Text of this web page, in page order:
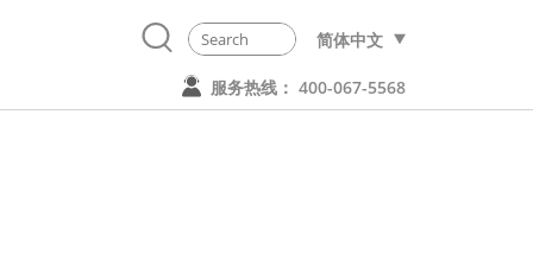
简体中文
服务热线： 400-067-5568